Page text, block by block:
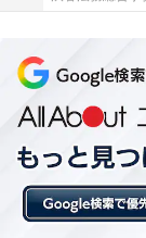
ミが寄せられて
ロビーや客
地元庄内の
事が美味しい